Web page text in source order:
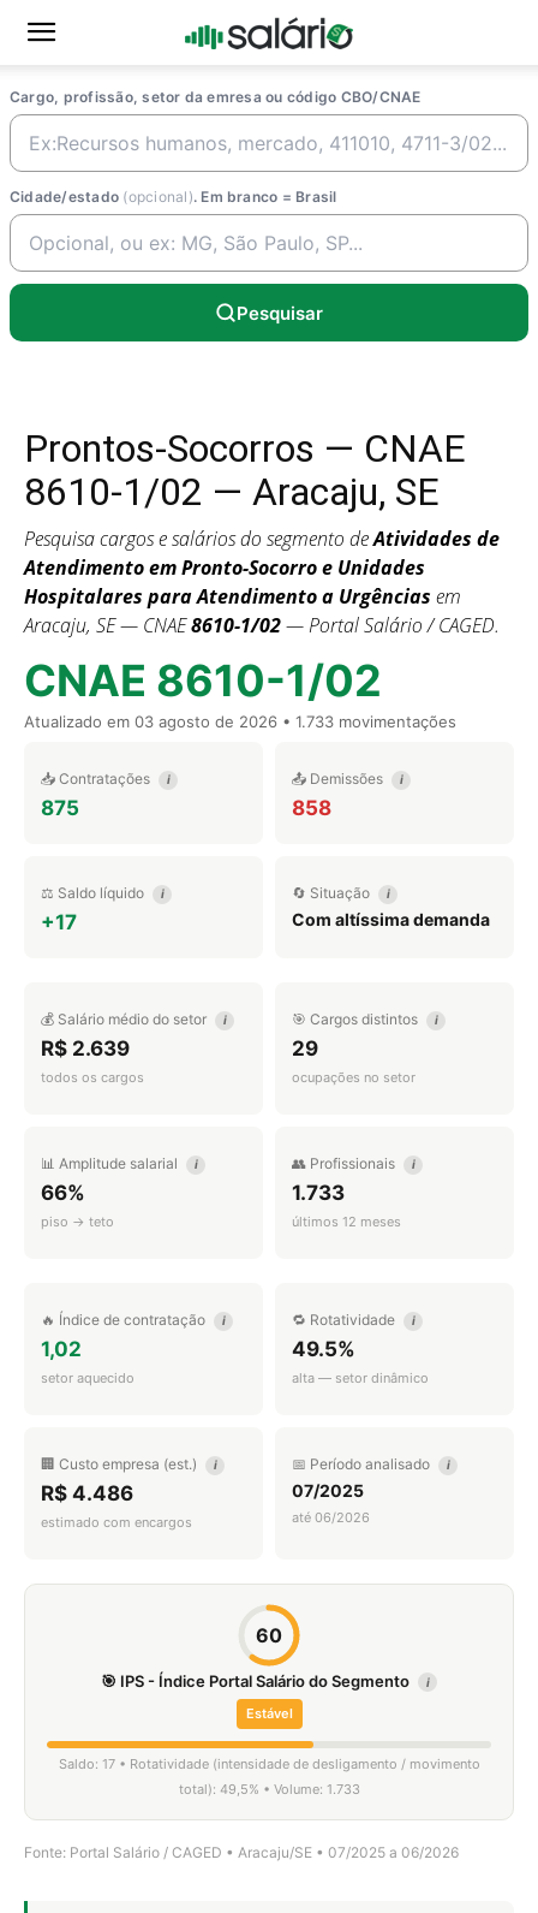
Cargo, profissão, setor da emresa ou código CBO/CNAE
Cidade/estado (opcional). Em branco = Brasil
Pesquisar
Prontos-Socorros — CNAE
8610-1/02 — Aracaju, SE
Pesquisa cargos e salários do segmento deAtividades de
Atendimento em Pronto-Socorro e Unidades
Hospitalares para Atendimento a Urgências em
Aracaju, SE — CNAE8610-1/02— Portal Salário / CAGED.
CNAE 8610-1/02
Atualizado em 03 agosto de 2026 • 1.733 movimentações
📥 Contratações i
875
📤 Demissões i
858
⚖️ Saldo líquido i
+17
🔄 Situação i
Com altíssima demanda
💰 Salário médio do setor i
R$ 2.639
todos os cargos
🎯 Cargos distintos i
29
ocupações no setor
📊 Amplitude salarial i
66%
piso → teto
👥 Profissionais i
1.733
últimos 12 meses
🔥 Índice de contratação i
1,02
setor aquecido
🔁 Rotatividade i
49.5%
alta — setor dinâmico
🏢 Custo empresa (est.) i
R$ 4.486
estimado com encargos
📅 Período analisado i
07/2025
até 06/2026
60
🎯 IPS - Índice Portal Salário do Segmento i
Estável
Saldo: 17 • Rotatividade (intensidade de desligamento / movimento
total): 49,5% • Volume: 1.733
Fonte: Portal Salário / CAGED • Aracaju/SE • 07/2025 a 06/2026